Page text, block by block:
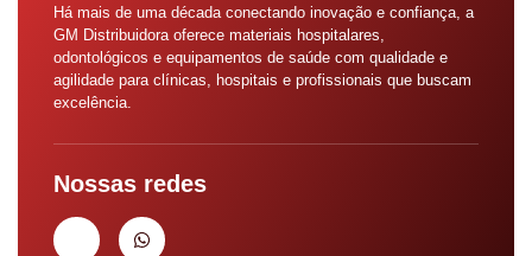
Há mais de uma década conectando inovação e confiança, a
GM Distribuidora oferece materiais hospitalares,
odontológicos e equipamentos de saúde com qualidade e
agilidade para clínicas, hospitais e profissionais que buscam
excelência.
Nossas redes